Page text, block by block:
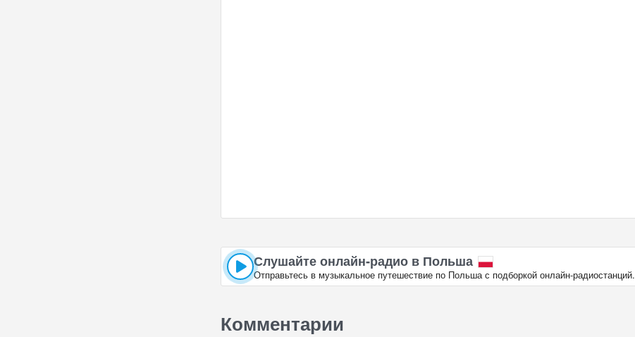
Слушайте онлайн‑радио в Польша
Отправьтесь в музыкальное путешествие по Польша с подборкой онлайн‑радиостанций.
Комментарии